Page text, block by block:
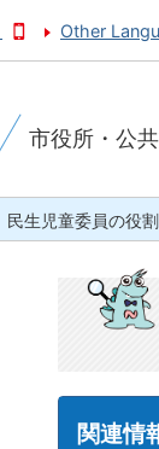
Other
市役所・公
民生児童委員の役割
関連情